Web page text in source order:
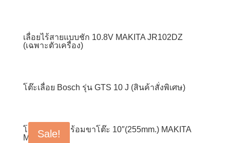
เลื่อยไร้สายแบบชัก 10.8V MAKITA JR102DZ
(เฉพาะตัวเครื่อง)
โต๊ะเลื่อย Bosch รุ่น GTS 10 J (สินค้าสั่งพิเศษ)
Sale!
โต๊ะเลื่อยไม้พร้อมขาโต๊ะ 10″(255mm.) MAKITA
MLT100S